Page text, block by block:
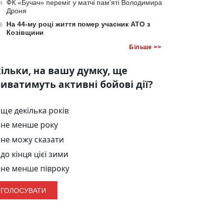
ФК «Бучач» переміг у матчі пам’яті Володимира
Дроня
На 44-му році життя помер учасник АТО з
Козівщини
Більше >>
на вашу думку, ще
активні бойові дії?
ще декілька років
не менше року
не можу сказати
до кінця цієї зими
не менше півроку